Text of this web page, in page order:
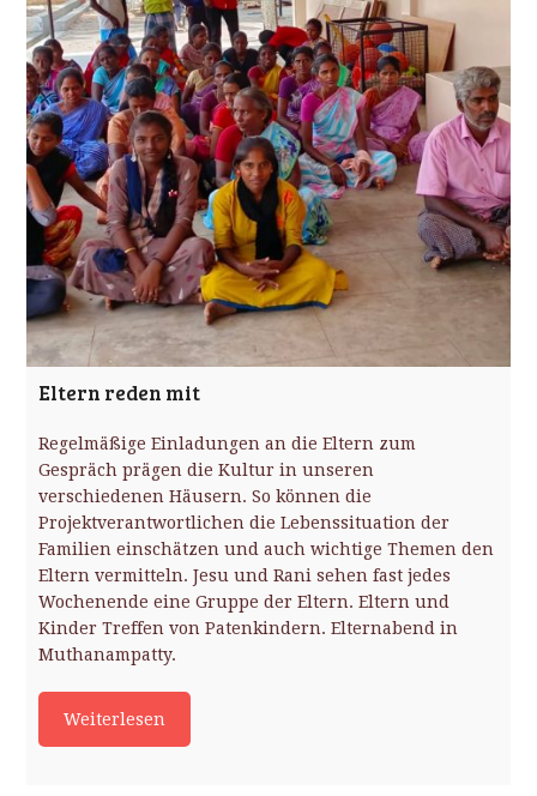
Eltern reden mit
Regelmäßige Einladungen an die Eltern zum
Gespräch prägen die Kultur in unseren
verschiedenen Häusern. So können die
Projektverantwortlichen die Lebenssituation der
Familien einschätzen und auch wichtige Themen den
Eltern vermitteln. Jesu und Rani sehen fast jedes
Wochenende eine Gruppe der Eltern. Eltern und
Kinder Treffen von Patenkindern. Elternabend in
Muthanampatty.
Weiterlesen